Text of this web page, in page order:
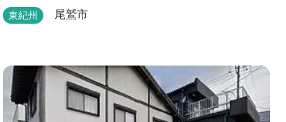
東紀州 尾鷲市